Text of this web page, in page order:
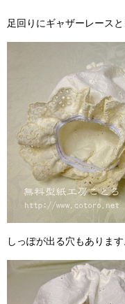
足回りにギャザーレース
しっぽが出る穴もあります